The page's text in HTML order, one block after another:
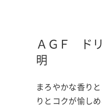
ＡＧＦ ドリ
明
まろやかな香り
りとコクが愉し